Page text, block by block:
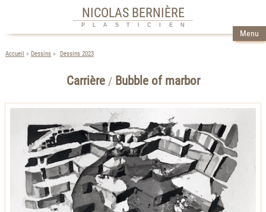
NICOLAS BERNIÈRE
PLASTICIEN
Menu
Accueil Dessins Dessins 2023
Carrière /Bubble of marbor